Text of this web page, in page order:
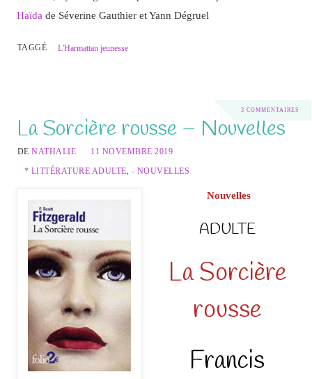
Haïda de Séverine Gauthier et Yann Dégruel
TAGGÉ L'Harmattan jeunesse
3 COMMENTAIRES
La Sorcière rousse – Nouvelles
DENATHALIE
11 NOVEMBRE 2019
* LITTÉRATURE ADULTE, - NOUVELLES
Nouvelles
ADULTE
La Sorcière
rousse
Francis